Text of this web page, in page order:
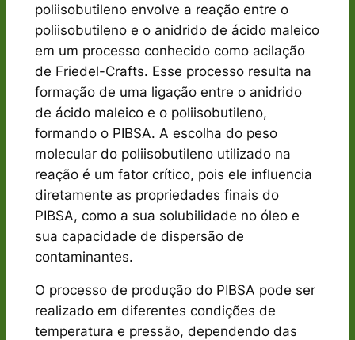
poliisobutileno envolve a reação entre o
poliisobutileno e o anidrido de ácido maleico
em um processo conhecido como acilação
de Friedel-Crafts. Esse processo resulta na
formação de uma ligação entre o anidrido
de ácido maleico e o poliisobutileno,
formando o PIBSA. A escolha do peso
molecular do poliisobutileno utilizado na
reação é um fator crítico, pois ele influencia
diretamente as propriedades finais do
PIBSA, como a sua solubilidade no óleo e
sua capacidade de dispersão de
contaminantes.
O processo de produção do PIBSA pode ser
realizado em diferentes condições de
temperatura e pressão, dependendo das